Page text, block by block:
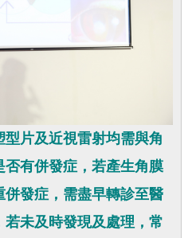
片及近視雷射均需與角
否有併發症，若產生角膜
發症，需盡早轉診至醫
未及時發現及處理，常